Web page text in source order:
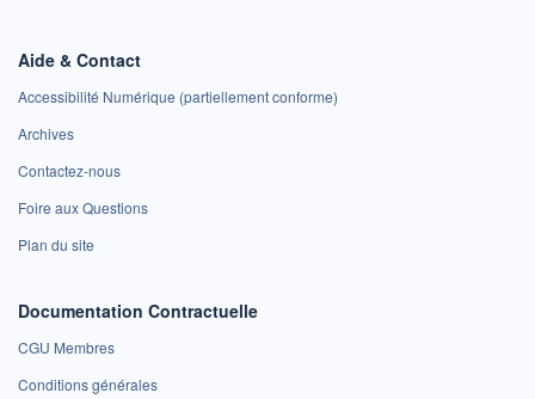
Aide & Contact
Accessibilité Numérique (partiellement conforme)
Archives
Contactez-nous
Foire aux Questions
Plan du site
Documentation Contractuelle
CGU Membres
Conditions générales